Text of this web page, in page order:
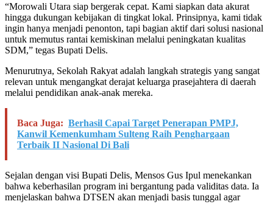
“Morowali Utara siap bergerak cepat. Kami siapkan data akurat
hingga dukungan kebijakan di tingkat lokal. Prinsipnya, kami tidak
ingin hanya menjadi penonton, tapi bagian aktif dari solusi nasional
untuk memutus rantai kemiskinan melalui peningkatan kualitas
SDM,” tegas Bupati Delis.
Menurutnya, Sekolah Rakyat adalah langkah strategis yang sangat
relevan untuk mengangkat derajat keluarga prasejahtera di daerah
melalui pendidikan anak-anak mereka.
Baca Juga: Berhasil Capai Target Penerapan PMPJ,
Kanwil Kemenkumham Sulteng Raih Penghargaan
Terbaik II Nasional Di Bali
Sejalan dengan visi Bupati Delis, Mensos Gus Ipul menekankan
bahwa keberhasilan program ini bergantung pada validitas data. Ia
menjelaskan bahwa DTSEN akan menjadi basis tunggal agar